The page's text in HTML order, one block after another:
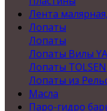
Лента
Лопаты
Лопаты
Лопаты Вилы
Лопаты TOLSEN
Лопаты из
Масла
Паро-гидро